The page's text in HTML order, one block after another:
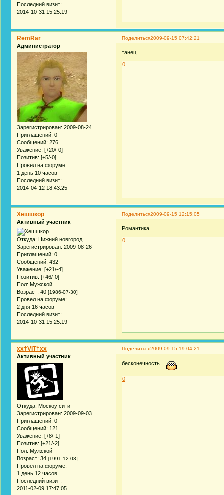
Последний визит:
2014-10-31 15:25:19
Поделиться2009-09-15 07:42:21
RemRar
Администратор
Зарегистрирован: 2009-08-24
Приглашений: 0
Сообщений: 276
Уважение: [+20/-0]
Позитив: [+5/-0]
Провел на форуме:
1 день 10 часов
Последний визит:
2014-04-12 18:43:25
танец
0
Поделиться2009-09-15 12:15:05
Хешшкор
Активный участник
Откуда: Нижний новгород
Зарегистрирован: 2009-08-26
Приглашений: 0
Сообщений: 432
Уважение: [+21/-4]
Позитив: [+46/-0]
Пол: Мужской
Возраст: 40 [1986-07-30]
Провел на форуме:
2 дня 16 часов
Последний визит:
2014-10-31 15:25:19
Романтика
0
Поделиться2009-09-15 19:04:21
xx†VIT†xx
Активный участник
Откуда: Москоу сити
Зарегистрирован: 2009-09-03
Приглашений: 0
Сообщений: 121
Уважение: [+8/-1]
Позитив: [+21/-2]
Пол: Мужской
Возраст: 34 [1991-12-03]
Провел на форуме:
1 день 12 часов
Последний визит:
2011-02-09 17:47:05
бесконечность
0